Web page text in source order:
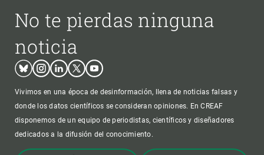
No te pierdas ninguna
noticia
BlueskyInstagram
LinkedinTwitterYoutube
Vivimos en una época de desinformación, llena de noticias falsas y
donde los datos científicos se consideran opiniones. En CREAF
disponemos de un equipo de periodistas, científicos y diseñadores
dedicados a la difusión del conocimiento.